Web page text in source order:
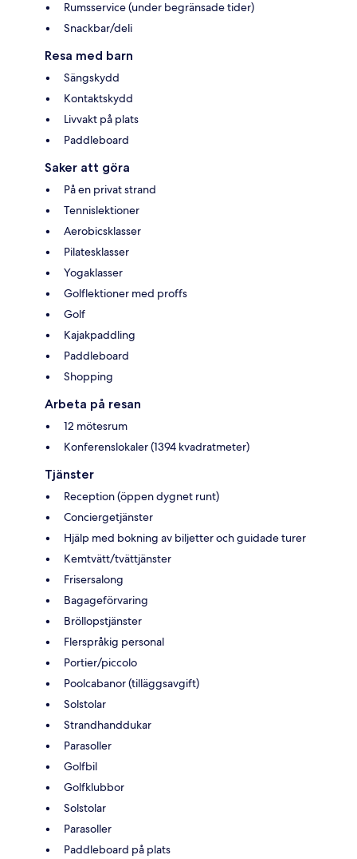
Rumsservice (under begränsade tider)
Snackbar/deli
Resa med barn
Sängskydd
Kontaktskydd
Livvakt på plats
Paddleboard
Saker att göra
På en privat strand
Tennislektioner
Aerobicsklasser
Pilatesklasser
Yogaklasser
Golflektioner med proffs
Golf
Kajakpaddling
Paddleboard
Shopping
Arbeta på resan
12 mötesrum
Konferenslokaler (1394 kvadratmeter)
Tjänster
Reception (öppen dygnet runt)
Conciergetjänster
Hjälp med bokning av biljetter och guidade turer
Kemtvätt/tvättjänster
Frisersalong
Bagageförvaring
Bröllopstjänster
Flerspråkig personal
Portier/piccolo
Poolcabanor (tilläggsavgift)
Solstolar
Strandhanddukar
Parasoller
Golfbil
Golfklubbor
Solstolar
Parasoller
Paddleboard på plats